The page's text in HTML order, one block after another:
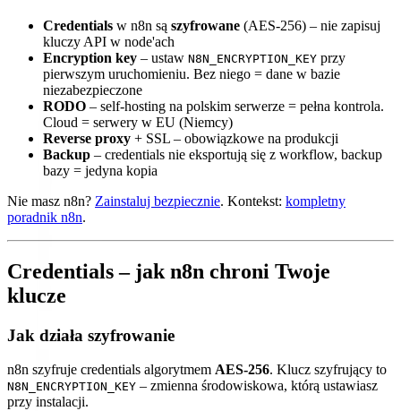
Credentials w n8n są szyfrowane (AES-256) – nie zapisuj
kluczy API w node'ach
Encryption key – ustaw N8N_ENCRYPTION_KEY przy
pierwszym uruchomieniu. Bez niego = dane w bazie
niezabezpieczone
RODO – self-hosting na polskim serwerze = pełna kontrola.
Cloud = serwery w EU (Niemcy)
Reverse proxy + SSL – obowiązkowe na produkcji
Backup – credentials nie eksportują się z workflow, backup
bazy = jedyna kopia
Nie masz n8n? Zainstaluj bezpiecznie. Kontekst: kompletny
poradnik n8n.
Credentials – jak n8n chroni Twoje
klucze
Jak działa szyfrowanie
n8n szyfruje credentials algorytmem AES-256. Klucz szyfrujący to
N8N_ENCRYPTION_KEY – zmienna środowiskowa, którą ustawiasz
przy instalacji.